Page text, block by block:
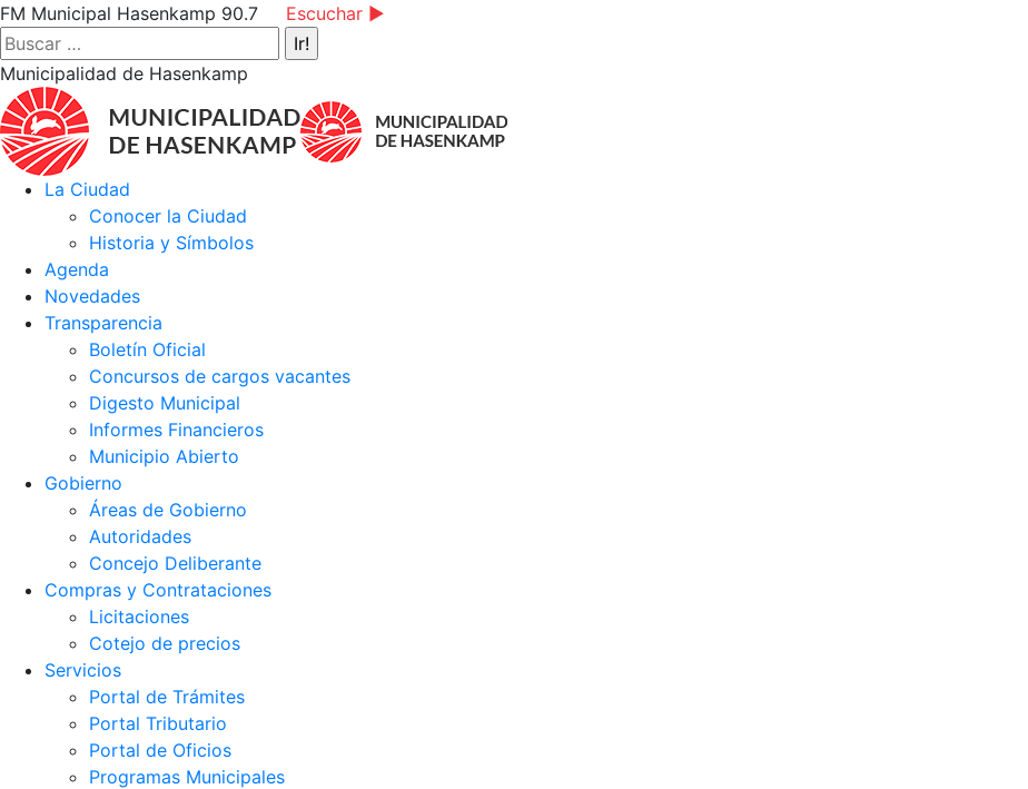
Saltar
al
contenido
Facebook
page
opens
new
window
Instagram
page
opens
new
window
YouTube
page
opens
new
window
FM Municipal Hasenkamp 90.7
Escuchar ►
Buscar:
Municipalidad de Hasenkamp
La Ciudad
Conocer la Ciudad
Historia y Símbolos
Agenda
Novedades
Transparencia
Boletín Oficial
Concursos de cargos vacantes
Digesto Municipal
Informes Financieros
Municipio Abierto
Gobierno
Áreas de Gobierno
Autoridades
Concejo Deliberante
Compras y Contrataciones
Licitaciones
Cotejo de precios
Servicios
Portal de Trámites
Portal Tributario
Portal de Oficios
Programas Municipales